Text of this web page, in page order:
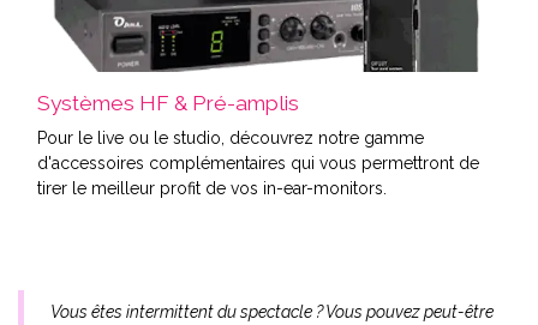
Systèmes HF & Pré-amplis
Pour le live ou le studio, découvrez notre gamme
d'accessoires complémentaires qui vous permettront de
tirer le meilleur profit de vos in-ear-monitors.
Vous êtes intermittent du spectacle ? Vous pouvez peut-être